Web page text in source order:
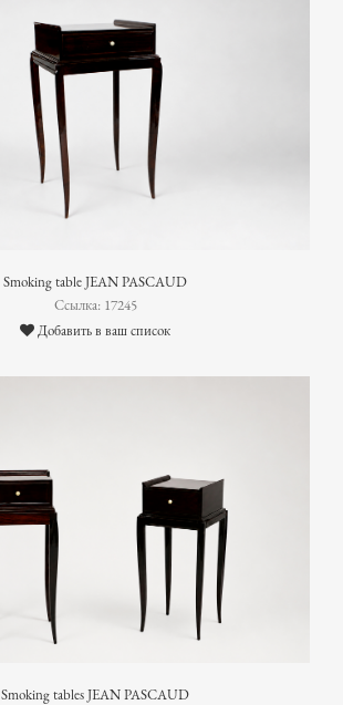
Smoking table JEAN PASCAUD
Ссылка: 17245
Добавить в ваш список
Smoking tables JEAN PASCAUD